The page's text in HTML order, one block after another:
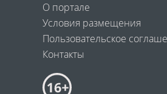
О портале
Условия размещения
Пользовательское
Контакты